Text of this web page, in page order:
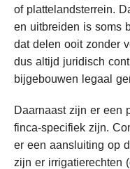
of plattelandsterrein.
en uitbreiden is soms
dat delen ooit zonder
dus altijd juridisch
bijgebouwen legaal
Daarnaast zijn er een
finca-specifiek zijn.
er een aansluiting op
zijn er irrigatierechten